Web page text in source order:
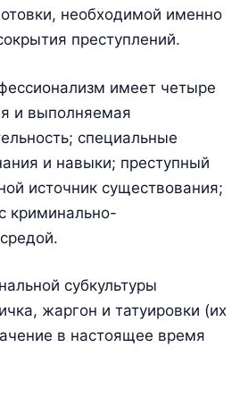
необходимой именно
преступлений.
имеет четыре
и выполняемая
специальные
и навыки; преступный
источник существования;
криминально-
субкультуры
жаргон и татуировки (их
в настоящее время